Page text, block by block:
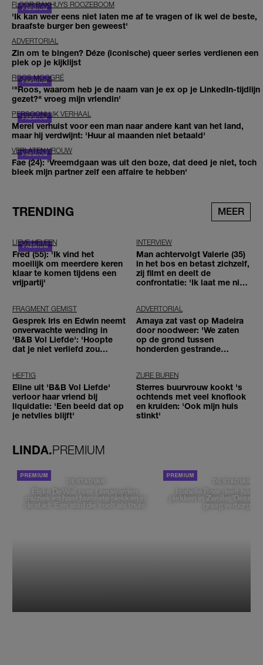
FLOOR BAKHUYS ROOZEBOOM
'Ik kan weer eens niet laten me af te vragen of ik wel de beste,
braafste burger ben geweest'
ADVERTORIAL
Zin om te bingen? Déze (iconische) queer series verdienen een
plek op je kijklijst
ROOS MOGGRÉ
'"Roos, waarom heb je de naam van je ex op je LinkedIn-tijdlijn
gezet?" vroeg mijn vriendin'
PERSOONLIJK VERHAAL
Merel verhuist voor een man naar andere kant van het land,
maar hij verdwijnt: 'Huur al maanden niet betaald'
VERLATEN VROUW
Fae (24): 'Vreemdgaan was uit den boze, dat deed je niet, toch
bleek mijn partner zelf een affaire te hebben'
TRENDING MEER
LIEVE HELEEN
Fred (55): 'Ik vind het
moeilijk om meerdere keren
klaar te komen tijdens een
vrijpartij'
INTERVIEW
Man achtervolgt Valerie (35)
in het bos en betast zichzelf,
zij filmt en deelt de
confrontatie: 'Ik laat me niet
FRAGMENT GEMIST
Gesprek Iris en Edwin neemt
onverwachte wending in
'B&B Vol Liefde': 'Hoopte
dat je niet verliefd zou
ADVERTORIAL
Amaya zat vast op Madeira
door noodweer: 'We zaten
op de grond tussen
honderden gestrande
HEFTIG
Eline uit 'B&B Vol Liefde'
verloor haar vriend bij
liquidatie: 'Een beeld dat op
je netvlies blijft'
ZURE BUREN
Sterres buurvrouw kookt 's
ochtends met veel knoflook
en kruiden: 'Ook mijn huis
stinkt'
LINDA.PREMIUM
DE STAD VAN
Elske DeWall over Leeuwarden,
muziek en haar favoriete plekken in
de stad: 'Een stad die voelt als thuis'
DE STAD VAN
Isabelle Boer deelt haar
plekken in Zwolle: 'Deze
graag verborgen'